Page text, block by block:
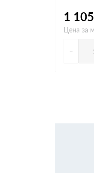
1 105
Цена за м
-